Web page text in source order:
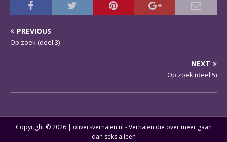
PREVIOUS
Op zoek (deel 3)
NEXT
Op zoek (deel 5)
Copyright © 2026 | oliversverhalen.nl - Verhalen die over meer gaan
dan seks alleen